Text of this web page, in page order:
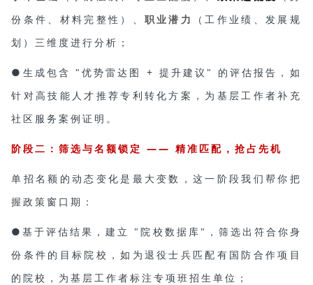
份条件、材料完整性）、 职业潜力
（工作业绩、发展规
划）三维度进行分析；
●生成包含 "优势雷达图 + 提升建议" 的评估报告，如
针对高技能人才推荐专利转化方案，为基层工作者补充
社区服务案例证明。
阶段二：筛选与名额锁定 —— 精准匹配，抢占先机
单招名额的动态变化是最大变数，这一阶段我们帮你把
握政策窗口期：
●基于评估结果，建立 "院校数据库"，筛选出符合你身
份条件的目标院校，如为退役士兵匹配有国防合作项目
的院校，为基层工作者标注专项班招生单位；